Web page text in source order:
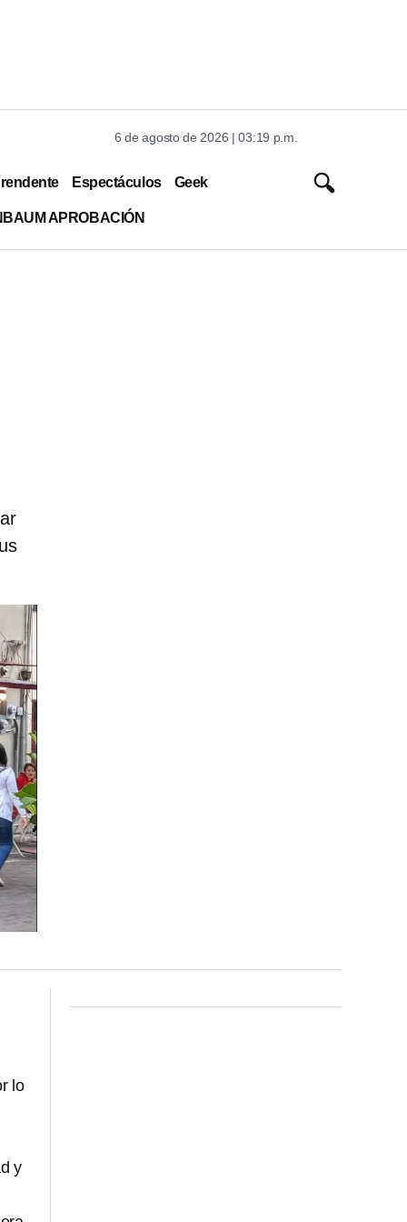
6 de agosto de 2026 | 03:19 p.m.
Espectáculos Geek
APROBACIÓN
lo
y